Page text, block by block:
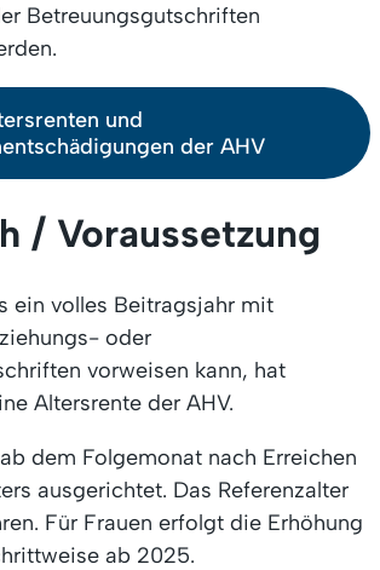
Betreuungsgutschriften
und
der AHV
/ Voraussetzung
ein volles Beitragsjahr mit
oder
vorweisen kann, hat
Altersrente der AHV.
dem Folgemonat nach Erreichen
ausgerichtet. Das Referenzalter
Für Frauen erfolgt die Erhöhung
ab 2025.